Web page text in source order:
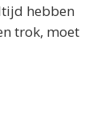
hebben
trok, moet